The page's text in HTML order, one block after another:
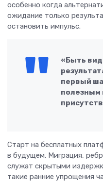
особенно когда
ожидание только
остановить импульс.
«Быть
первый
полезным
Старт на бесплатных
в будущем. Миграция,
служат скрытыми
такие ранние упрощения